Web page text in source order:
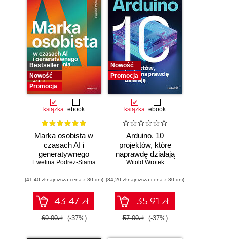
Bestseller
Nowość
Promocja
książka ebook
Marka osobista w
czasach AI i
generatywnego
wyszukiwania
Ewelina Podrez-Siama
(41,40 zł najniższa cena z 30 dni)
43.47 zł
69.00zł (-37%)
Nowość
Promocja
książka ebook
Arduino. 10
projektów, które
naprawdę działają
Witold Wrotek
(34,20 zł najniższa cena z 30 dni)
35.91 zł
57.00zł (-37%)